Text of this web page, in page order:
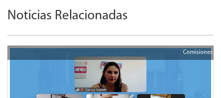
Noticias Relacionadas
Comisiones